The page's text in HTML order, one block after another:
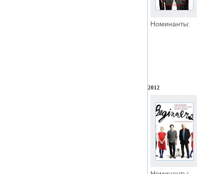
Номинанты:
2012